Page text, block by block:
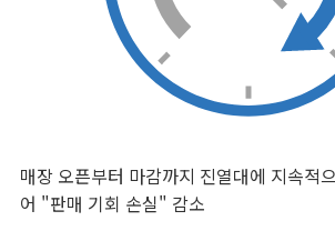
매장 오픈부터 마감까지 진열대에 지속적
어 "판매 기회 손실" 감소